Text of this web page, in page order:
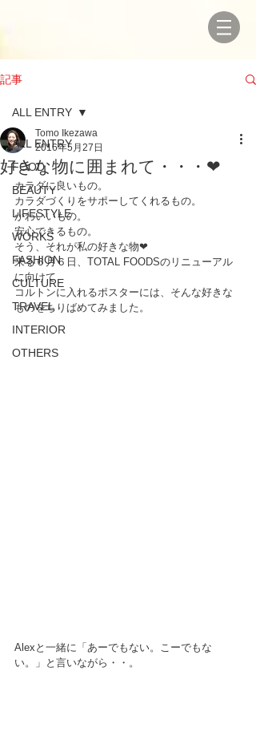
記事
ALL ENTRY
FOOD
BEAUTY
LIFESTYLE
WORKS
FASHION
CULTURE
TRAVEL
INTERIOR
OTHERS
ALL ENTRY
好きな物に囲まれて・・・❤
Tomo Ikezawa
2016年5月27日
カラダに良いもの。
カラダづくりをサポーしてくれるもの。
かわいいもの。
安心できるもの。
そう、それが私の好きな物❤
来る６月６日、TOTAL FOODSのリニューアル
に向けて
コルトンに入れるポスターには、そんな好きな
ものをちりばめてみました。
Alexと一緒に「あーでもない。こーでもな
い。」と言いながら・・。